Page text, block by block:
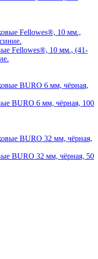
Fellowes®, 10 мм., (41-
BURO 6 мм, чёрная, 100
BURO 32 мм, чёрная, 50